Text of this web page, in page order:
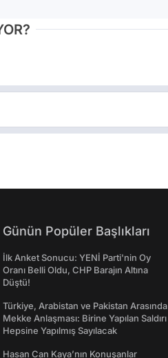
Günün Popüler Başlıkları
İlk Anket Sonucu: YENİ Parti'nin Oy
Oranı Belli Oldu, CHP Barajın Altına
Düştü!
Türkiye, Arabistan ve Pakistan Arasında
Mekke Anlaşması: Birine Yapılan Saldırı
Hepsine Yapılmış Sayılacak
Hasan Can Kaya’nın Konuşanlar